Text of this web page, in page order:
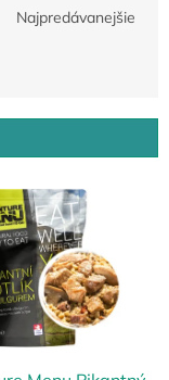
Najpredávanejšie